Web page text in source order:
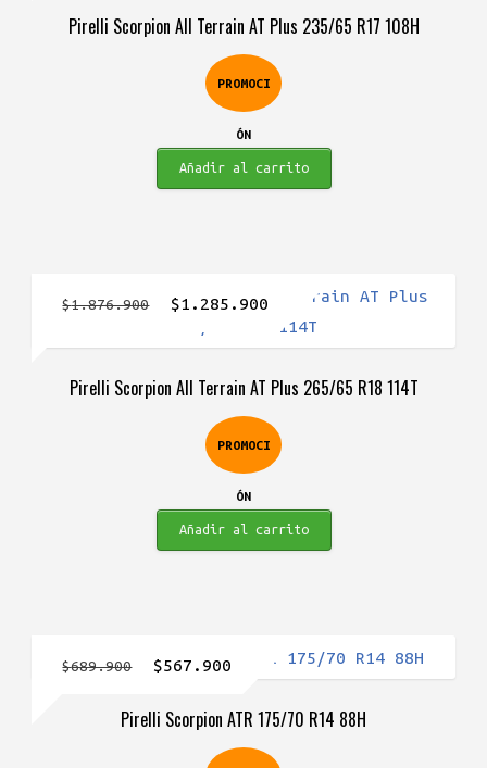
Pirelli Scorpion All Terrain AT Plus 235/65 R17 108H
PROMOCI
ÓN
era:
$798.900.
es:
$769.900.
Añadir al carrito
Pirelli Scorpion All Terrain AT Plus 265/65 R18 114T
PROMOCI
ÓN
$1.876.900
El
precio
era:
$1.876.900.
$1.285.900
precio
es:
$1.285.900.
Añadir al carrito
Pirelli Scorpion ATR 175/70 R14 88H
$689.900
El
original
$567.900
actual
es: